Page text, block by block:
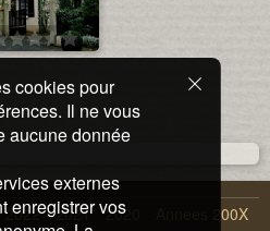
2022 2021 2020 Annees 200X
cookies pour
Il ne vous
aucune donnée
externes
enregistrer vos